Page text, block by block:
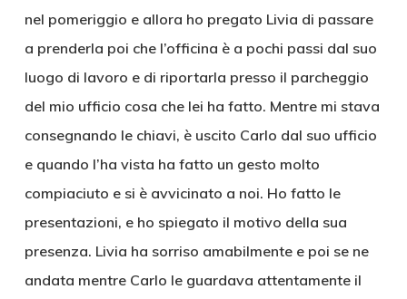
nel pomeriggio e allora ho pregato Livia di passare
a prenderla poi che l’officina è a pochi passi dal suo
luogo di lavoro e di riportarla presso il parcheggio
del mio ufficio cosa che lei ha fatto. Mentre mi stava
consegnando le chiavi, è uscito Carlo dal suo ufficio
e quando l’ha vista ha fatto un gesto molto
compiaciuto e si è avvicinato a noi. Ho fatto le
presentazioni, e ho spiegato il motivo della sua
presenza. Livia ha sorriso amabilmente e poi se ne
andata mentre Carlo le guardava attentamente il